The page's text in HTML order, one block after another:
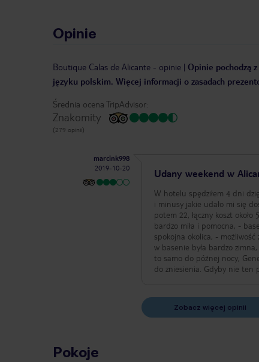
Opinie
Boutique Calas de Alicante - opinie | Opinie pochodzą
języku polskim. Więcej informacji o zasadach
Średnia ocena TripAdvisor:
Znakomity
(279 opinii)
marcink998
2019-10-20
Udany weekend w
W hotelu spędziłem 4 dni
i minusy jakie udało mi się
potem 22, łączny koszt
bardzo miła i pomocna, -
spokojna okolica, -
w basenie była bardzo
to samo do późnej nocy, Generalnie lokalizacja pokoju obniża bardzo notę za ten hotel, bo cała reszta minusów była
do zniesienia. Gdyby nie ten
Zobacz więcej opinii
Pokoje